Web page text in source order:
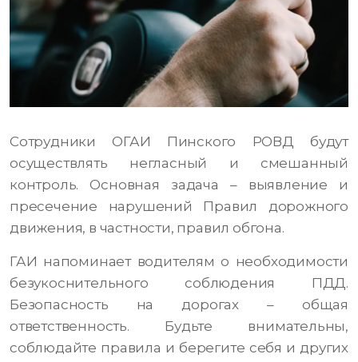
Сотрудники ОГАИ Пинского РОВД будут
осуществлять негласный и смешанный
контроль. Основная задача – выявление и
пресечение нарушений Правил дорожного
движения, в частности, правил обгона.
ГАИ напоминает водителям о необходимости
безукоснительного соблюдения ПДД.
Безопасность на дорогах – общая
ответственность. Будьте внимательны,
соблюдайте правила и берегите себя и других